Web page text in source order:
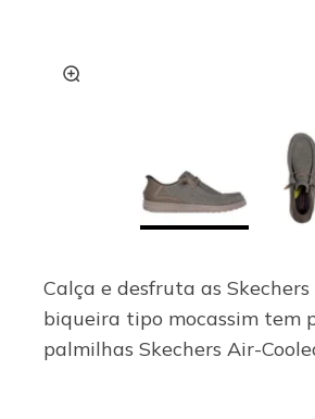
Calça e desfruta as
biqueira tipo mocassim tem
palmilhas Skechers Air-